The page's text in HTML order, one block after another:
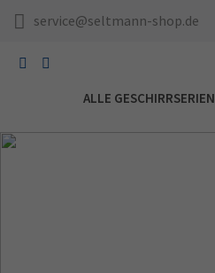
service@seltmann-shop.de
ALLE GESCHIRRSERIEN